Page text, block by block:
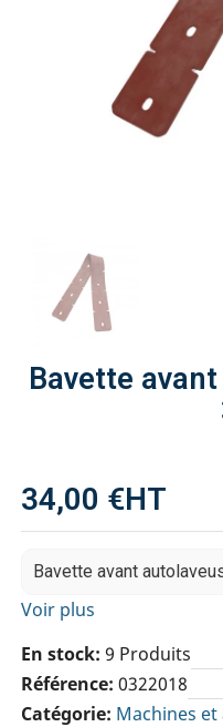
Bavette
34,00 €HT
Bavette avant
Voir plus
En stock 9 Produits
Référence 0322018
Catégorie Machines